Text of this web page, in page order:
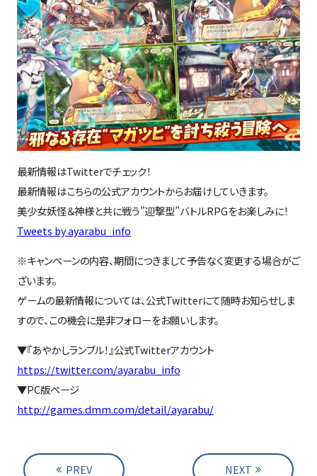
最新情報はTwitterでチェック！
最新情報はこちらの公式アカウントからお届けしていきます。
美少女妖怪＆神様と共に戦う”迎撃型”バトルRPGをお楽しみに！
Tweets by ayarabu_info
※キャンペーンの内容、期間につきまして予告なく変更する場合がご
ざいます。
ゲームの最新情報については、公式Twitterにて随時お知らせしま
すので、この機会に是非フォローをお願いします。
▼『あやかしランブル！』公式Twitterアカウント
https://twitter.com/ayarabu_info
▼PC版ページ
http://games.dmm.com/detail/ayarabu/
PREV NEXT